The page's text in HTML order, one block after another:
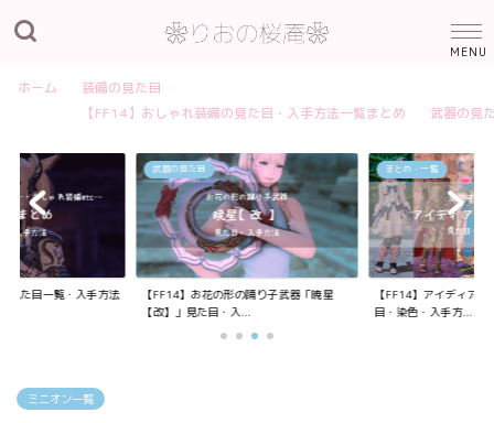
ホーム
装備の見た目
【FF14】おしゃれ装備の見た目・入手方法一覧まとめ
武器の見
見た目一覧・入手方法
武器の見た目
【FF14】お花の形の踊り子武器「暁星
【改】」見た目・入...
まとめ・一覧
【FF14】アイディア
目・染色・入手方...
ミニオン一覧